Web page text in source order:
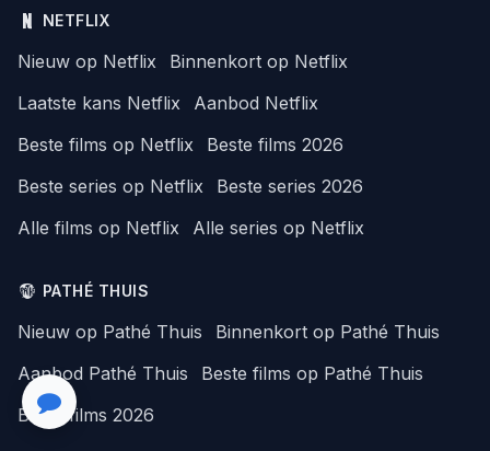
NETFLIX
Nieuw op Netflix
Binnenkort op Netflix
Laatste kans Netflix
Aanbod Netflix
Beste films op Netflix
Beste films 2026
Beste series op Netflix
Beste series 2026
Alle films op Netflix
Alle series op Netflix
PATHÉ THUIS
Nieuw op Pathé Thuis
Binnenkort op Pathé Thuis
Aanbod Pathé Thuis
Beste films op Pathé Thuis
Beste films 2026